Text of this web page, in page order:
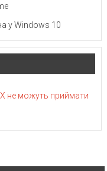
у Windows 10
не можуть приймати